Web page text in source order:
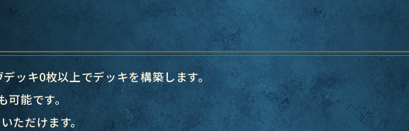
ッキ0枚以上でデッキを構築します。
能です。
ただけます。